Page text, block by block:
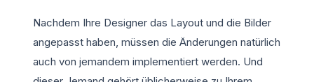
Nachdem Ihre Designer das Layout und die Bilder
angepasst haben, müssen die Änderungen natürlich
auch von jemandem implementiert werden. Und